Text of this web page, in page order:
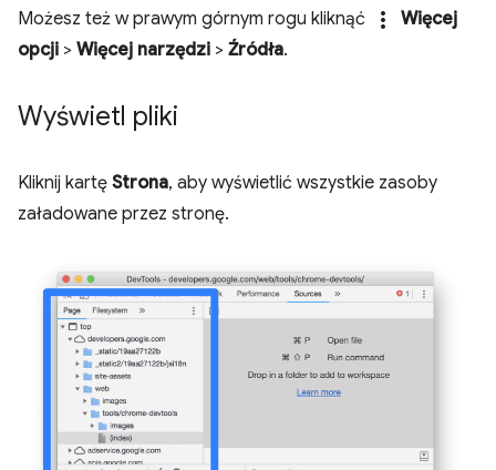
Możesz też w prawym górnym rogu kliknąć more_vert
Więcej
opcji > Więcej narzędzi > Źródła.
Wyświetl pliki
Kliknij kartę Strona, aby wyświetlić wszystkie zasoby
załadowane przez stronę.